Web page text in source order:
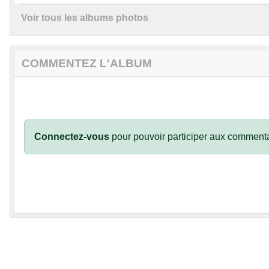
Voir tous les albums photos
COMMENTEZ L'ALBUM
Connectez-vous pour pouvoir participer aux